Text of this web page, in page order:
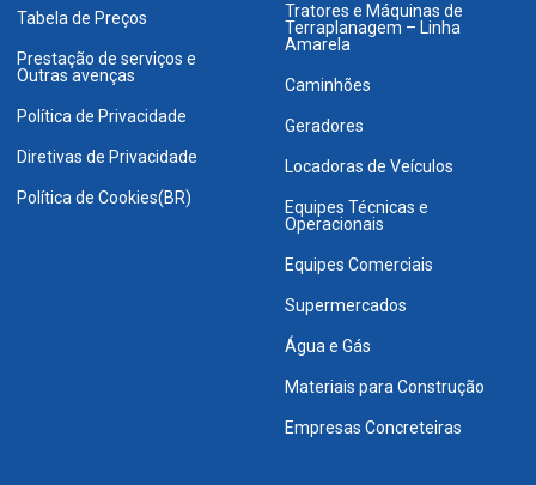
Tabela de Preços
Prestação de serviços e
Outras avenças
Política de Privacidade
Diretivas de Privacidade
Política de Cookies(BR)
Tratores e Máquinas de
Terraplanagem – Linha
Amarela
Caminhões
Geradores
Locadoras de Veículos
Equipes Técnicas e
Operacionais
Equipes Comerciais
Supermercados
Água e Gás
Materiais para Construção
Empresas Concreteiras